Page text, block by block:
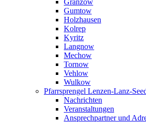
Granzow
Gumtow
Holzhausen
Kolrep
Kyritz
Langnow
Mechow
Tornow
Vehlow
Wulkow
Pfarrsprengel Lenzen-Lanz-
Nachrichten
Veranstaltungen
Ansprechpartner und